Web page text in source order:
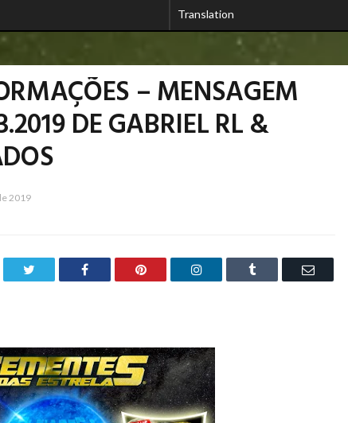
Translation
– MENSAGEM
DE GABRIEL RL &
2019
Facebook Pinterest LinkedIn Tumblr Email